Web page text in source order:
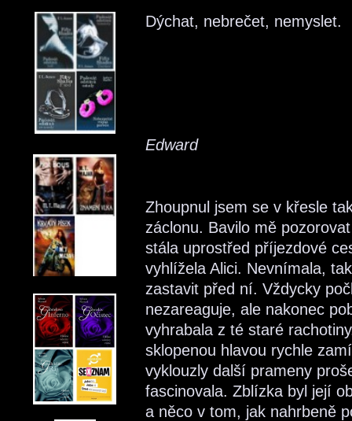
Dýchat, nebrečet, nemyslet.
Edward
Zhoupnul jsem se v křesle
záclonu. Bavilo mě
stála uprostřed příjezdové
vyhlížela Alici. Nevnímala,
zastavit před ní. Vždycky
nezareaguje, ale nakonec
vyhrabala z té staré
sklopenou hlavou rychle
vyklouzly další prameny
fascinovala. Zblízka byl její
a něco v tom, jak nahrbeně